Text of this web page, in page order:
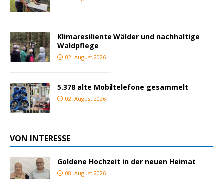
Klimaresiliente Wälder und nachhaltige
Waldpflege
02. August 2026
5.378 alte Mobiltelefone gesammelt
02. August 2026
VON INTERESSE
Goldene Hochzeit in der neuen Heimat
08. August 2026